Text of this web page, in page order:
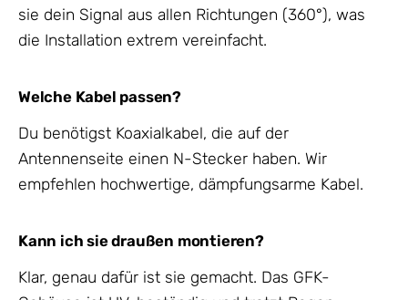
sie dein Signal aus allen Richtungen (360°), was
die Installation extrem vereinfacht.
Welche Kabel passen?
Du benötigst Koaxialkabel, die auf der
Antennenseite einen N-Stecker haben. Wir
empfehlen hochwertige, dämpfungsarme Kabel.
Kann ich sie draußen montieren?
Klar, genau dafür ist sie gemacht. Das GFK-